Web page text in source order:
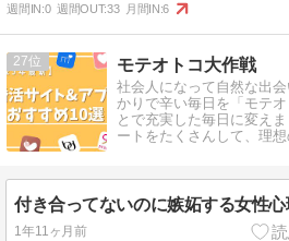
週間IN:0 週間OUT:33 月間IN:6
27 モテオトコ大作戦
社会人になって自然な出
かりで辛い毎日を「モテ
とで充実した毎日に変え
ートをたくさんして、理
1年11ヶ月前